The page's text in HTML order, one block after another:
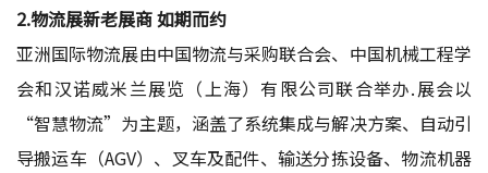
2.物流展新老展商 如期而约
亚洲国际物流展由中国物流与采购联合会、中国机械工程学
会和汉诺威米兰展览（上海）有限公司联合举办.展会以
“智慧物流”为主题，涵盖了系统集成与解决方案、自动引
导搬运车（AGV）、叉车及配件、输送分拣设备、物流机器